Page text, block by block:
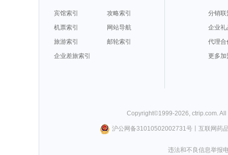
宾馆索引
攻略索引
机票索引
网站导航
旅游索引
邮轮索引
企业差旅索引
分销联
企业礼
代理合
更多加
Copyright©1999-2026 ctrip.com .
沪公网备31010502002731号丨 互联网药
违法和不良信息举报